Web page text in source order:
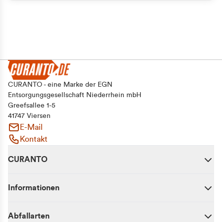
CURANTO - eine Marke der EGN
Entsorgungsgesellschaft Niederrhein mbH
Greefsallee 1-5
41747 Viersen
E-Mail
Kontakt
CURANTO
Informationen
Abfallarten